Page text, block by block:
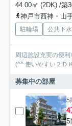
44.00㎡ (2DK) /築
神戸市西神・山手線
駐輪場 公共下水
周辺施設充実の便
(^^ 使いやすい２Ｄ
募集中の部屋
5
4
5